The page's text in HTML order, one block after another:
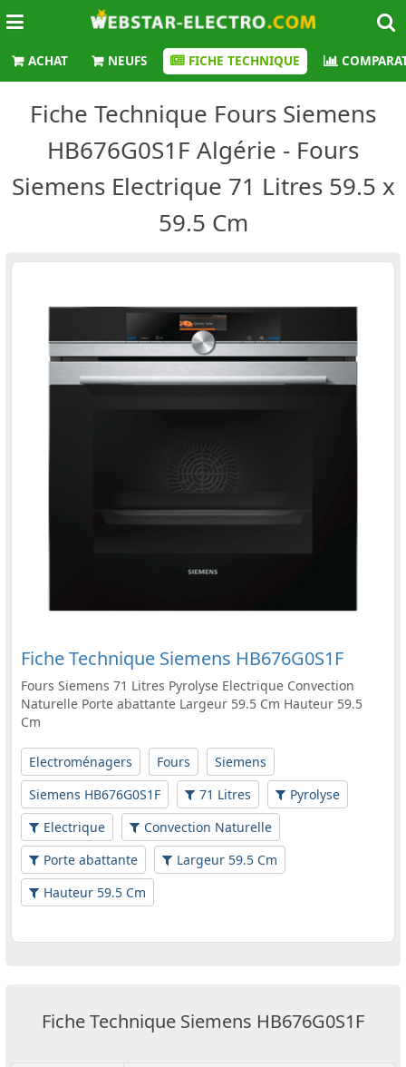
ACHAT NEUFS FICHE TECHNIQUE
Fiche Technique Fours Siemens
HB676G0S1F Algérie - Fours
Siemens Electrique 71 Litres 59.5 x
59.5 Cm
Fiche Technique Siemens HB676G0S1F
Fours Siemens 71 Litres Pyrolyse Electrique Convection
Naturelle Porte abattante Largeur 59.5 Cm Hauteur 59.5
Cm
Electroménagers Fours
Siemens
Siemens HB676G0S1F
71 Litres
Pyrolyse
Electrique
Convection Naturelle
Porte abattante
Largeur 59.5 Cm
Hauteur 59.5 Cm
Fiche Technique Siemens HB676G0S1F